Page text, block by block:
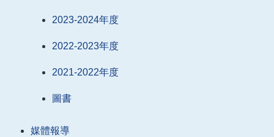
2023-2024年度
2022-2023年度
2021-2022年度
圖書
媒體報導